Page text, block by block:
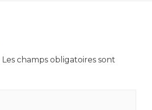
Les champs obligatoires sont